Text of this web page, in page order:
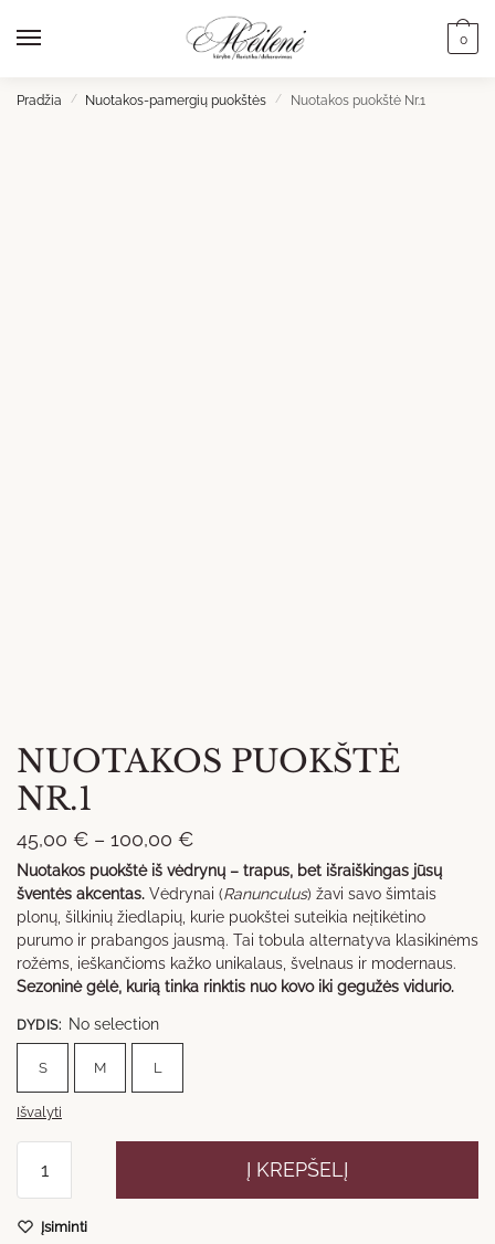
0
Pradžia / Nuotakos-pamergių puokštės / Nuotakos puokštė Nr.1
NUOTAKOS PUOKŠTĖ
NR.1
45,00 € – 100,00 €Price
range:
45,00 €
through
100,00 €
Nuotakos puokštė iš vėdrynų – trapus, bet išraiškingas jūsų
šventės akcentas. Vėdrynai (Ranunculus) žavi savo šimtais
plonų, šilkinių žiedlapių, kurie puokštei suteikia neįtikėtino
purumo ir prabangos jausmą. Tai tobula alternatyva klasikinėms
rožėms, ieškančioms kažko unikalaus, švelnaus ir modernaus.
Sezoninė gėlė, kurią tinka rinktis nuo kovo iki gegužės vidurio.
DYDIS: No selection
S M L
Išvalyti
kiekis:
puokštė
Į KREPŠELĮ
Įsiminti